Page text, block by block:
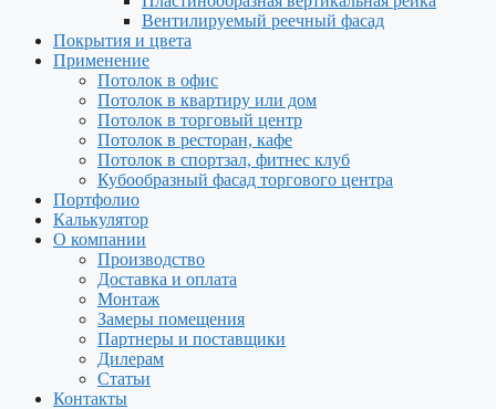
Вентилируемый реечный фасад
Покрытия и цвета
Применение
Потолок в офис
Потолок в квартиру или дом
Потолок в торговый центр
Потолок в ресторан, кафе
Потолок в спортзал, фитнес клуб
Кубообразный фасад торгового центра
Портфолио
Калькулятор
О компании
Производство
Доставка и оплата
Монтаж
Замеры помещения
Партнеры и поставщики
Дилерам
Статьи
Контакты